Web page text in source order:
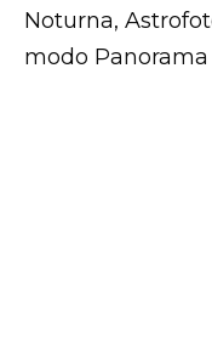
Noturna,
modo